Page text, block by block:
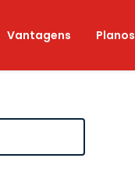
Vantagens Planos